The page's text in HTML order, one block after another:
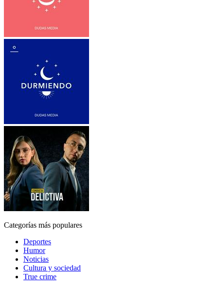
Categorías más populares
Deportes
Humor
Noticias
Cultura y sociedad
True crime